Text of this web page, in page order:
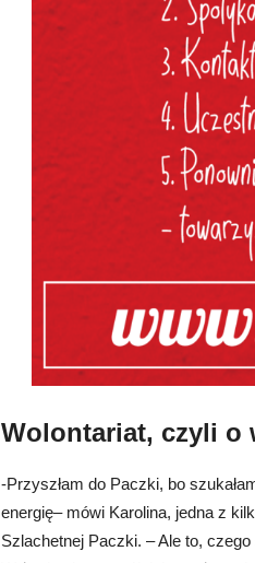
Wolontariat, czyli o
-Przyszłam do Paczki, bo
energię– mówi Karolina, jedna z
Szlachetnej Paczki. – Ale to,